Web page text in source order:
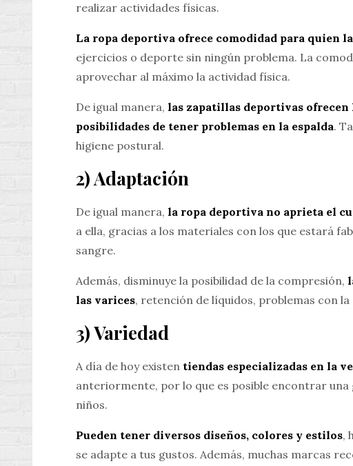
realizar actividades físicas.
La ropa deportiva ofrece comodidad para quien
ejercicios o deporte sin ningún problema. La
aprovechar al máximo la actividad física.
De igual manera, las zapatillas deportivas ofrecen
posibilidades de tener problemas en la espalda.
higiene postural.
2) Adaptación
De igual manera, la ropa deportiva no aprieta el
a ella, gracias a los materiales con los que estará
sangre.
Además, disminuye la posibilidad de la compresión,
las varices, retención de líquidos, problemas con
3) Variedad
A día de hoy existen tiendas especializadas en la
anteriormente, por lo que es posible encontrar
niños.
Pueden tener diversos diseños, colores y estilos,
se adapte a tus gustos. Además, muchas marcas